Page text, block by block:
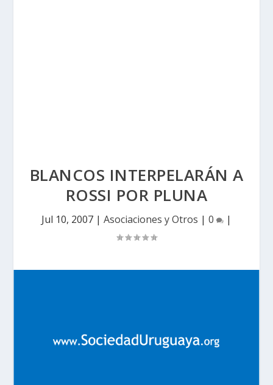
BLANCOS INTERPELARÁN A
ROSSI POR PLUNA
Jul 10, 2007 | Asociaciones y Otros | 0 |